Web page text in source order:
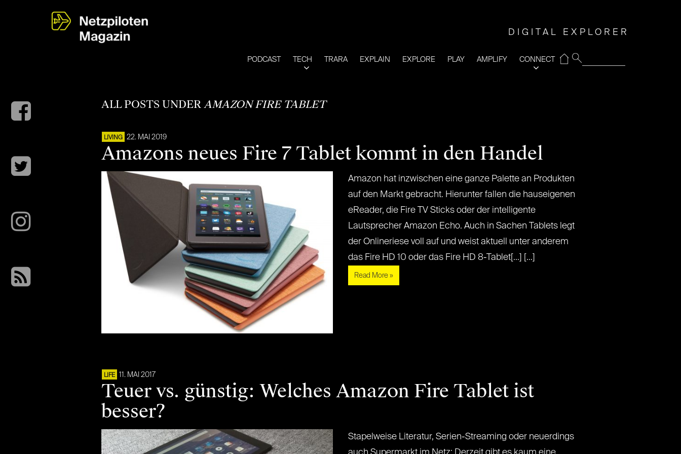
DIGITAL EXPLORER
PODCAST TECH TRARA EXPLAIN EXPLORE PLAY AMPLIFY CONNECT
⌂
ALL POSTS UNDERAMAZON FIRE TABLET
LIVING 22. MAI 2019
Amazons neues Fire 7 Tablet kommt in den Handel
Amazon hat inzwischen eine ganze Palette an Produkten
auf den Markt gebracht. Hierunter fallen die hauseigenen
eReader, die Fire TV Sticks oder der intelligente
Lautsprecher Amazon Echo. Auch in Sachen Tablets legt
der Onlineriese voll auf und weist aktuell unter anderem
das Fire HD 10 oder das Fire HD 8-Tablet[...] [...]
Read More »
LIFE 11. MAI 2017
Teuer vs. günstig: Welches Amazon Fire Tablet ist
besser?
Stapelweise Literatur, Serien-Streaming oder neuerdings